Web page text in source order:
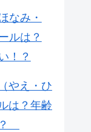
なみ・
ルは？
！？
やえ・ひ
は？年齢